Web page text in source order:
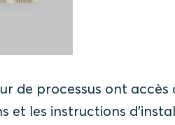
de processus ont accès
et les instructions